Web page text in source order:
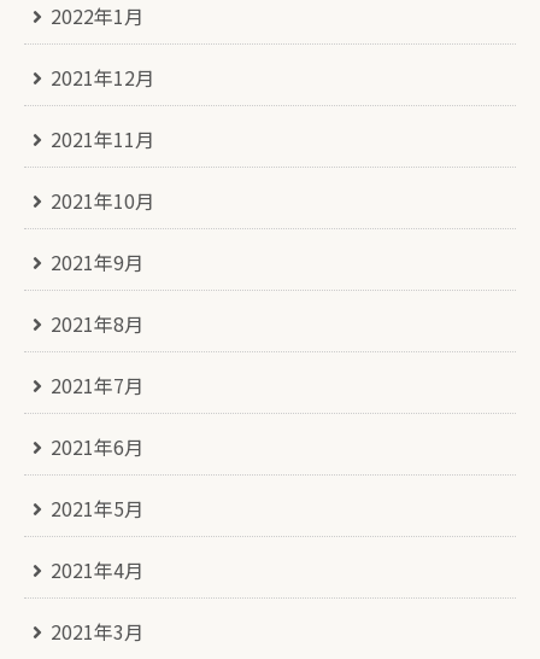
2022年1月
2021年12月
2021年11月
2021年10月
2021年9月
2021年8月
2021年7月
2021年6月
2021年5月
2021年4月
2021年3月